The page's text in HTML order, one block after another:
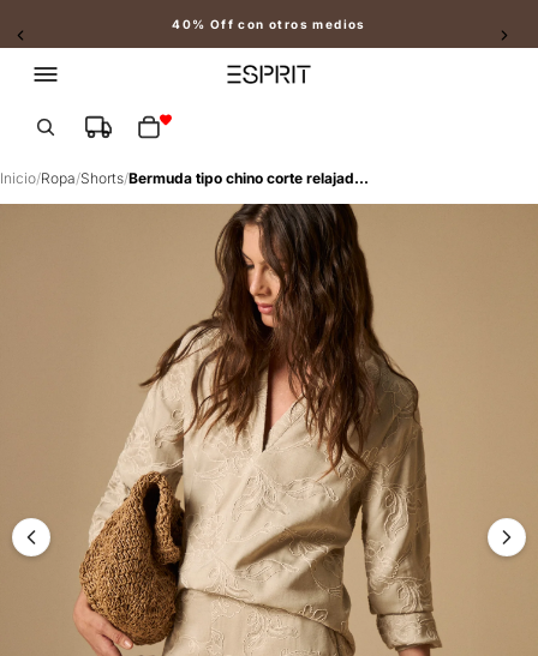
40% Off con otros medios
Slide 2 of 2
Inicio/Ropa/Shorts/ Bermuda tipo chino corte relajado - Beige